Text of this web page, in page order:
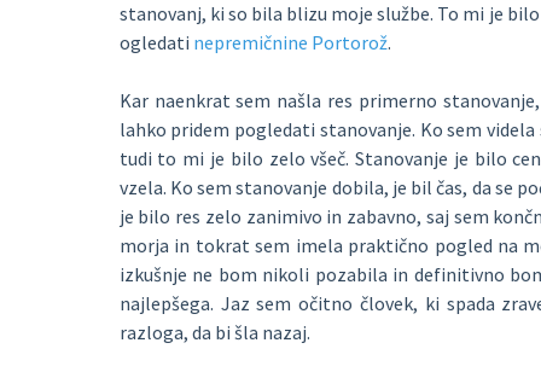
stanovanj, ki so bila blizu moje službe. To mi je
ogledati nepremičnine Portorož.
Kar naenkrat sem našla res primerno
lahko pridem pogledati stanovanje. Ko sem
tudi to mi je bilo zelo všeč. Stanovanje je bilo
vzela. Ko sem stanovanje dobila, je bil čas, da se
je bilo res zelo zanimivo in zabavno, saj sem
morja in tokrat sem imela praktično pogled na
izkušnje ne bom nikoli pozabila in definitivno
najlepšega. Jaz sem očitno človek, ki spada
razloga, da bi šla nazaj.